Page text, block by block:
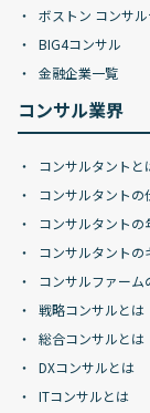
ボストン コンサ
BIG4コンサル
金融企業一覧
コンサル業界
コンサルタントと
コンサルタントの
コンサルタントの
コンサルタントの
コンサルファーム
戦略コンサルとは
総合コンサルとは
DXコンサルとは
ITコンサルとは